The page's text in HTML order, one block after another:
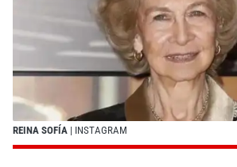
REINA SOFÍA | INSTAGRAM